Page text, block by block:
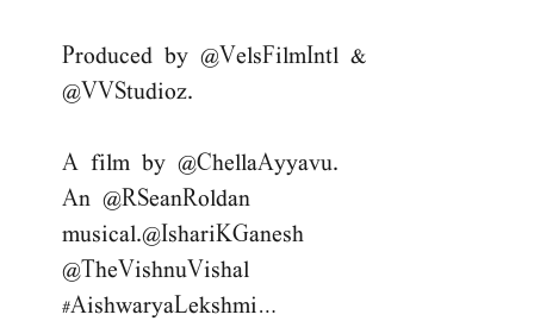
Produced by @VelsFilmIntl &
@VVStudioz.
A film by @ChellaAyyavu.
An @RSeanRoldan
musical.@IshariKGanesh
@TheVishnuVishal
#AishwaryaLekshmi…